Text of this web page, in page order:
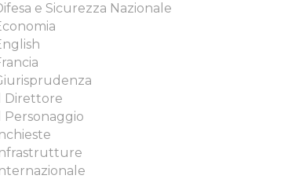
e Sicurezza Nazionale
Direttore
Personaggio